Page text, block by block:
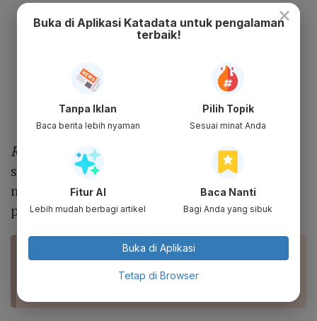
Reuters
melaporkan, Xi Jinping juga tidak
suka dengan Jack Ma yang sering
mengadakan pertemuan dengan para
petinggi dunia.
ke 4 Negara, Termasuk RI
×
Buka di Aplikasi Katadata untuk pengalaman
terbaik!
Tanpa Iklan
Baca berita lebih nyaman
Pilih Topik
Sesuai minat Anda
Fitur AI
Lebih mudah berbagi artikel
Baca Nanti
Bagi Anda yang sibuk
Buka di Aplikasi
Tetap di Browser